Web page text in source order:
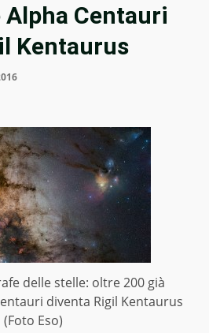
Centauri
Kentaurus
delle stelle: oltre 200 già
diventa Rigil Kentaurus
(Foto Eso)